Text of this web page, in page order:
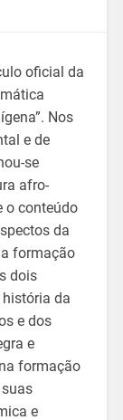
oficial da
Nos
e de
se
afro-
o conteúdo
da
formação
dois
da
e dos
e
formação
e